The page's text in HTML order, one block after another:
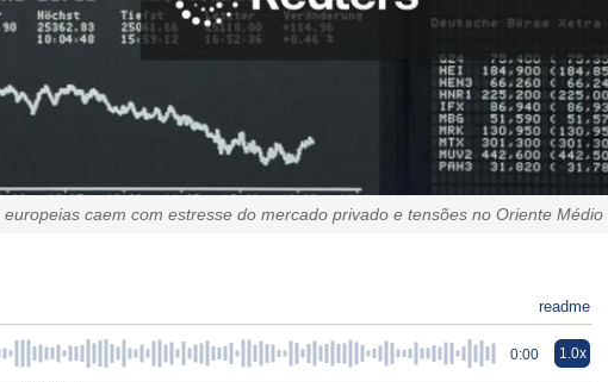
europeias caem com estresse do mercado privado e tensões no Oriente Médio
readme
0:00 1.0x